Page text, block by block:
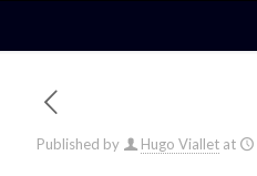
Published by Hugo Viallet at